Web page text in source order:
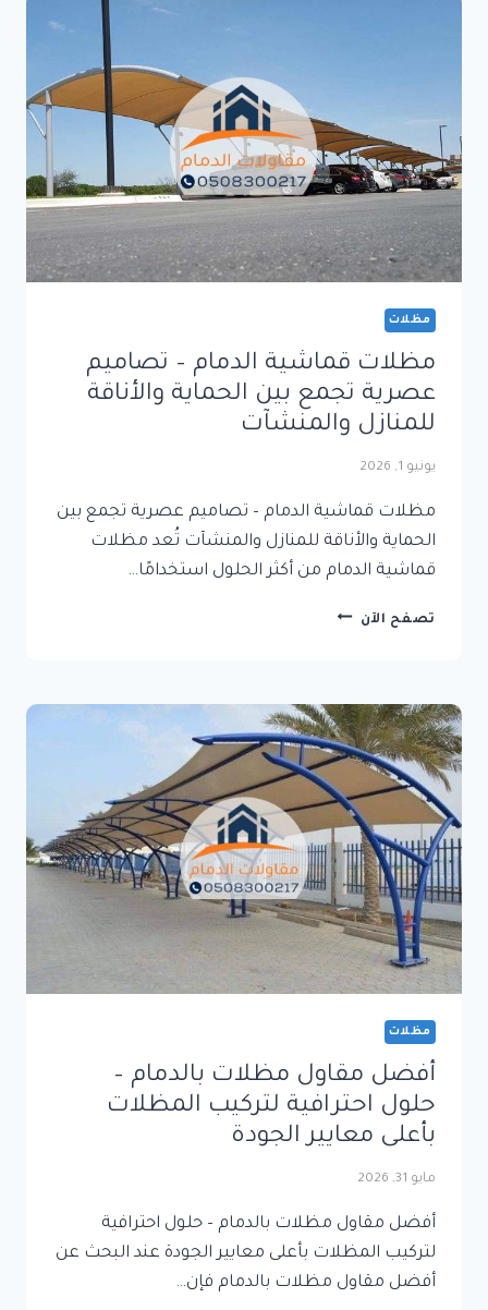
المساحات
مظلات
مظلات قماشية الدمام – تصاميم
عصرية تجمع بين الحماية والأناقة
للمنازل والمنشآت
يونيو 1, 2026
مظلات قماشية الدمام – تصاميم عصرية تجمع بين
الحماية والأناقة للمنازل والمنشآت تُعد مظلات
قماشية الدمام من أكثر الحلول استخدامًا…
تصفح الآن مظلات
تصاميم
عصرية
تجمع
الحماية
والأناقة
للمنازل
والمنشآت
مظلات
أفضل مقاول مظلات بالدمام –
حلول احترافية لتركيب المظلات
بأعلى معايير الجودة
مايو 31, 2026
أفضل مقاول مظلات بالدمام – حلول احترافية
لتركيب المظلات بأعلى معايير الجودة عند البحث عن
أفضل مقاول مظلات بالدمام فإن…